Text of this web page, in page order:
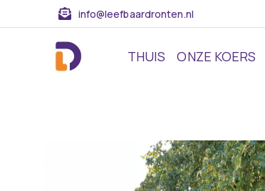
info@leefbaardronten.nl
THUIS ONZE KOERS